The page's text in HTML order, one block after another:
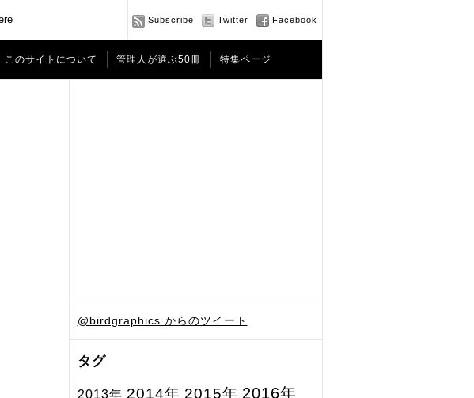
Subscribe Twitter Facebook
このサイトについて 管理人が選ぶ50冊 特集ページ
@birdgraphics からのツイート
タグ
2013年 2014年 2015年 2016年